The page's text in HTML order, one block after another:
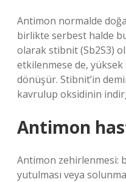
Antimon normalde
birlikte serbest halde
olarak stibnit (Sb2S3)
etkilenmese de, yüksek
dönüşür. Stibnit’in
kavrulup oksidinin
Antimon
Antimon zehirlenmesi:
yutulması veya